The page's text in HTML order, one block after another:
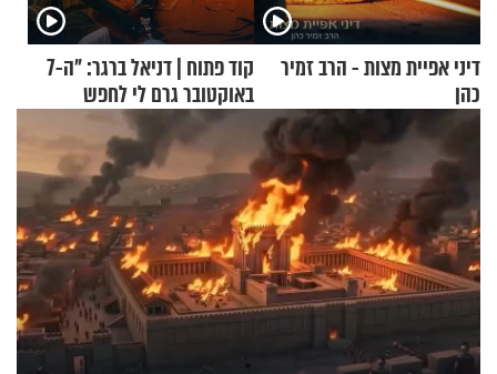
דיני אפיית מצות - הרב זמיר
כהן
קוד פתוח | דניאל ברגר: "ה-7
באוקטובר גרם לי לחפש
תשובות"